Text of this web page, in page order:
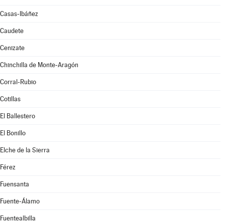
Casas-Ibáñez
Caudete
Cenizate
Chinchilla de Monte-Aragón
Corral-Rubio
Cotillas
El Ballestero
El Bonillo
Elche de la Sierra
Férez
Fuensanta
Fuente-Álamo
Fuentealbilla